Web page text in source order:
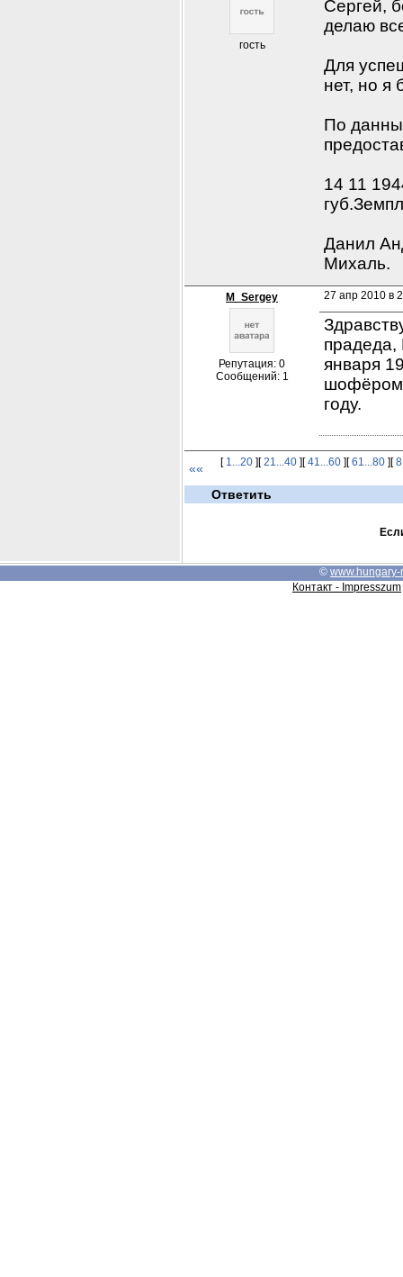
гость
Сергей,
делаю
Для
нет, но я
По
14 11
Данил
Михаль.
M_Sergey
Репутация: 0
Сообщений: 1
27 апр 2010 в
января
шофёром.
году.
«« [ 1...20 ][21...40 ][41...60 ][61...80 ][
Ответить
© www.hungary-
Контакт - Impresszum